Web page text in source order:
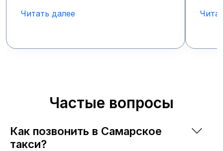
Читать далее
Частые вопросы
Как позвонить в Самарское
такси?